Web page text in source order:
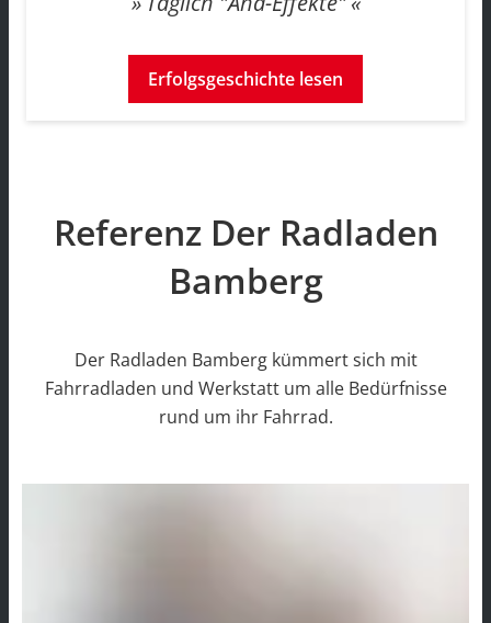
Erfolgsgeschichte lesen
Referenz Der Radladen
Bamberg
Der Radladen Bamberg kümmert sich mit
Fahrradladen und Werkstatt um alle Bedürfnisse
rund um ihr Fahrrad.